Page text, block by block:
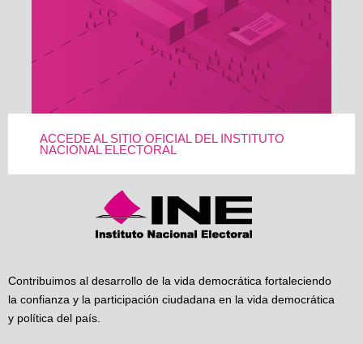
ACCEDE AL SITIO OFICIAL DEL INSTITUTO
NACIONAL ELECTORAL
Contribuimos al desarrollo de la vida democrática fortaleciendo
la confianza y la participación ciudadana en la vida democrática
y política del país.